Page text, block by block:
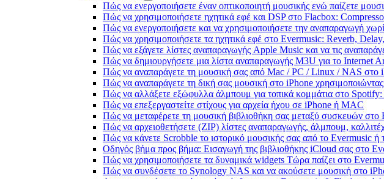
Πώς να ενεργοποιήσετε έναν οπτικοποιητή μουσικής ενώ παίζετε
Πώς να χρησιμοποιήσετε ηχητικά εφέ και DSP στο Flacbox:
Πώς να ενεργοποιήσετε και να χρησιμοποιήσετε την αναπαραγωγή
Πώς να χρησιμοποιήσετε τα ηχητικά εφέ στο Evermusic: Reverb,
Πώς να εξάγετε λίστες αναπαραγωγής Apple Music και να τις
Πώς να δημιουργήσετε μια λίστα αναπαραγωγής M3U για το Internet
Πώς να αναπαράγετε τη μουσική σας από Mac / PC / Linux / NAS στο
Πώς να αναπαράγετε τη δική σας μουσική στο iPhone
Πώς να αλλάξετε εξώφυλλα άλμπουμ για τοπικά κομμάτια στο
Πώς να επεξεργαστείτε στίχους για αρχεία ήχου σε iPhone ή MAC
Πώς να μεταφέρετε τη μουσική βιβλιοθήκη σας μεταξύ συσκευών
Πώς να αρχειοθετήσετε (ZIP) λίστες αναπαραγωγής, άλμπουμ,
Πώς να κάνετε Scrobble το ιστορικό μουσικής σας από το Evermusic
Οδηγός βήμα προς βήμα: Εισαγωγή της βιβλιοθήκης iCloud σας στο
Πώς να χρησιμοποιήσετε τα δυναμικά widgets Τώρα παίζει στο
Πώς να συνδέσετε το Synology NAS και να ακούσετε μουσική στο